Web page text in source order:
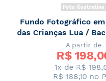
Foto Ilustrativa
Fundo Fotográfico
das Crianças Lua /
A partir de
R$
1x de R$
R$ 188,10 no